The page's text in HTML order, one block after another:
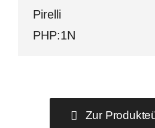
Pirelli
PHP:1N
Zur